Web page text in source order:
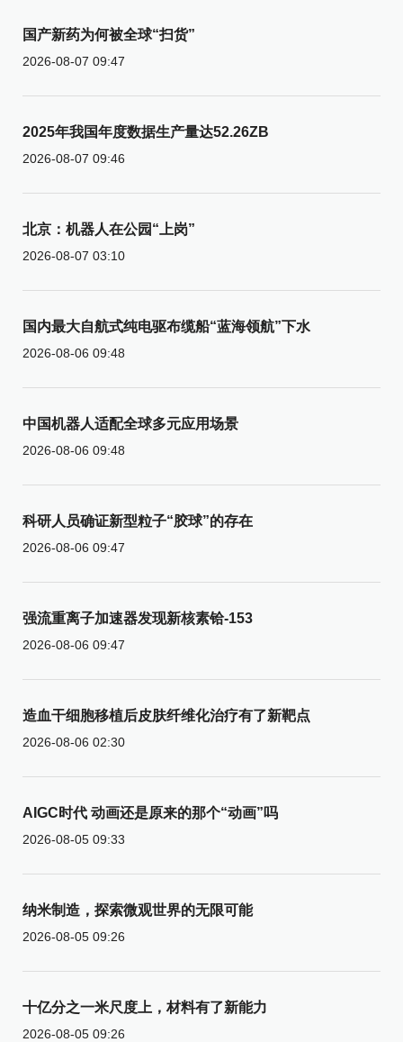
国产新药为何被全球“扫货”
2026-08-07 09:47
2025年我国年度数据生产量达52.26ZB
2026-08-07 09:46
北京：机器人在公园“上岗”
2026-08-07 03:10
国内最大自航式纯电驱布缆船“蓝海领航”下水
2026-08-06 09:48
中国机器人适配全球多元应用场景
2026-08-06 09:48
科研人员确证新型粒子“胶球”的存在
2026-08-06 09:47
强流重离子加速器发现新核素铪-153
2026-08-06 09:47
造血干细胞移植后皮肤纤维化治疗有了新靶点
2026-08-06 02:30
AIGC时代 动画还是原来的那个“动画”吗
2026-08-05 09:33
纳米制造，探索微观世界的无限可能
2026-08-05 09:26
十亿分之一米尺度上，材料有了新能力
2026-08-05 09:26